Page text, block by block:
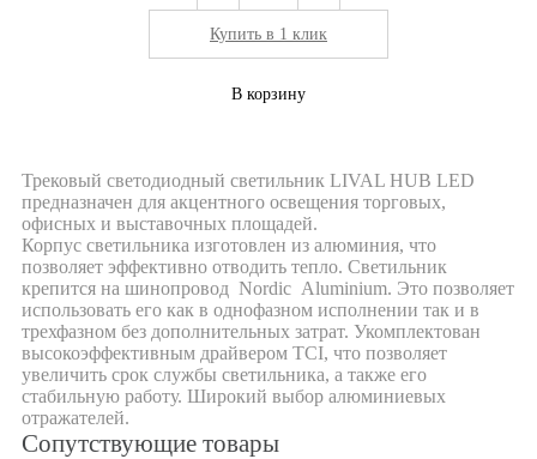
Купить в 1 клик
В корзину
Трековый светодиодный светильник LIVAL HUB LED
предназначен для акцентного освещения торговых,
офисных и выставочных площадей.
Корпус светильника изготовлен из алюминия, что
позволяет эффективно отводить тепло. Светильник
крепится на шинопровод Nordic Aluminium. Это позволяет
использовать его как в однофазном исполнении так и в
трехфазном без дополнительных затрат. Укомплектован
высокоэффективным драйвером TCI, что позволяет
увеличить срок службы светильника, а также его
стабильную работу. Широкий выбор алюминиевых
отражателей.
Сопутствующие товары